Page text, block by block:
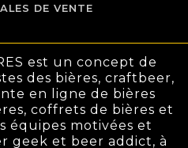
DE VENTE
est un concept de
des bières, craftbeer,
en ligne de bières
coffrets de bières et
équipes motivées et
geek et beer addict, à